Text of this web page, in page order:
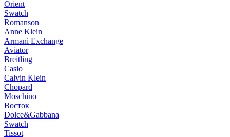
Orient
Swatch
Romanson
Anne Klein
Armani Exchange
Aviator
Breitling
Casio
Calvin Klein
Chopard
Moschino
Восток
Dolce&Gabbana
Swatch
Tissot